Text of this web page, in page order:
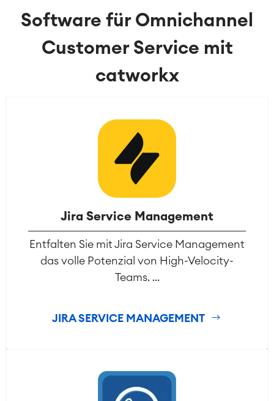
Software für Omnichannel
Customer Service mit
catworkx
Jira Service Management
Entfalten Sie mit Jira Service Management
das volle Potenzial von High-Velocity-
Teams. ...
JIRA SERVICE MANAGEMENT